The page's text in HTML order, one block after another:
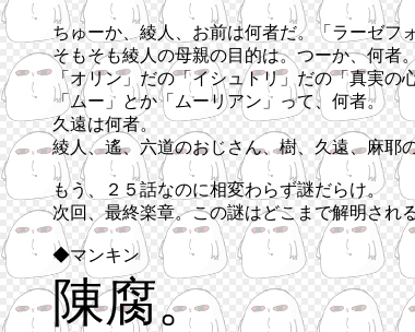
ちゅーか、綾人、お前は何者だ。「ラーゼフ
そもそも綾人の母親の目的は。つーか、何者
「オリン」だの「イシュトリ」だの「真実の
「ムー」とか「ムーリアン」って、何者。
久遠は何者。
綾人、遙、六道のおじさん、樹、久遠、麻耶
もう、２５話なのに相変わらず謎だらけ。
次回、最終楽章。この謎はどこまで解明され
◆マンキン
陳腐。